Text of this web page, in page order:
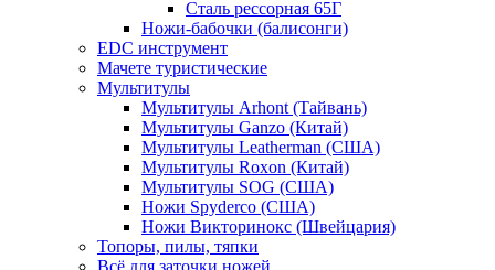
Сталь рессорная 65Г
Ножи-бабочки (балисонги)
EDC инструмент
Мачете туристические
Мультитулы
Мультитулы Arhont (Тайвань)
Мультитулы Ganzo (Китай)
Мультитулы Leatherman (США)
Мультитулы Roxon (Китай)
Мультитулы SOG (США)
Ножи Spyderco (США)
Ножи Викторинокс (Швейцария)
Топоры, пилы, тяпки
Всё для заточки ножей